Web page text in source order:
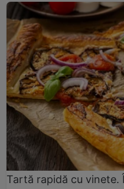
Tartă rapidă cu vinete.